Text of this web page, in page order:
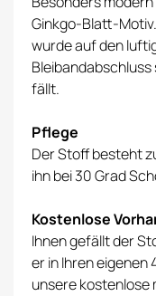
Ginkgo-Blatt-
wurde auf den
fällt.
Pflege
Der Stoff besteht
ihn bei 30 Grad
Kostenlose
Ihnen gefällt der
er in Ihren eigenen
unsere kostenlose